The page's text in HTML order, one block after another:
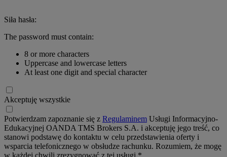
Siła hasła:
The password must contain:
8 or more characters
Uppercase and lowercase letters
At least one digit and special character
Akceptuję wszystkie
Potwierdzam zapoznanie się z Regulaminem Usługi Informacyjno-
Edukacyjnej OANDA TMS Brokers S.A. i akceptuję jego treść, co
stanowi podstawę do kontaktu w celu przedstawienia oferty i
wsparcia telefonicznego w obsłudze rachunku. Rozumiem, że mogę
w każdej chwili zrezygnować z tej usługi.*